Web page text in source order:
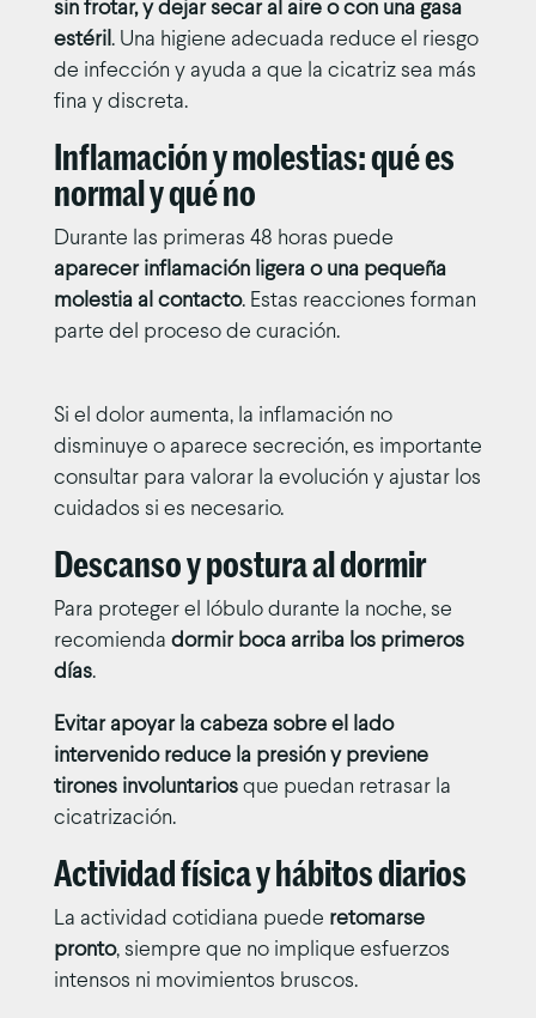
sin frotar, y dejar secar al aire o con una gasa
estéril . Una higiene adecuada reduce el riesgo
de infección y ayuda a que la cicatriz sea más
fina y discreta.
Inflamación y molestias: qué es
normal y qué no
Durante las primeras 48 horas puede
aparecer inflamación ligera o una pequeña
molestia al contacto. Estas reacciones forman
parte del proceso de curación.
Si el dolor aumenta, la inflamación no
disminuye o aparece secreción, es importante
consultar para valorar la evolución y ajustar los
cuidados si es necesario.
Descanso y postura al dormir
Para proteger el lóbulo durante la noche, se
recomienda dormir boca arriba los primeros
días.
Evitar apoyar la cabeza sobre el lado
intervenido reduce la presión y previene
tirones involuntariosque puedan retrasar la
cicatrización.
Actividad física y hábitos diarios
La actividad cotidiana puede retomarse
pronto, siempre que no implique esfuerzos
intensos ni movimientos bruscos.